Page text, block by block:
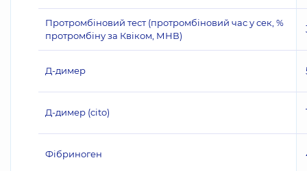
Протромбіновий тест (протромбіновий час у сек, %
протромбіну за Квіком, МНВ)
Д-димер
Д-димер (cito)
Фібриноген